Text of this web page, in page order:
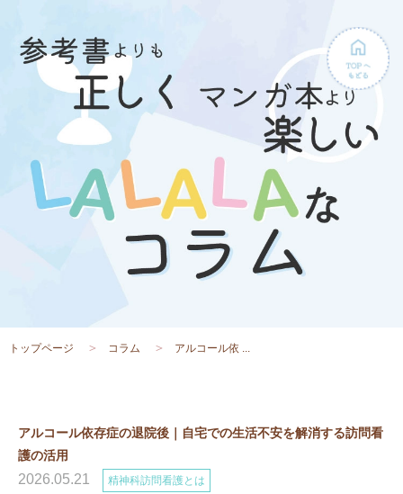
トップページ コラム アルコール依 ...
アルコール依存症の退院後｜自宅での生活不安を解消する訪問看
護の活用
2026.05.21 精神科訪問看護とは